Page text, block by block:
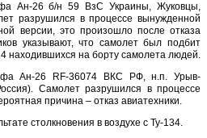
Ан-26 б/н 59 ВзС Украины, Жуковцы,
разрушился в процессе вынужденной
версии, это произошло после отказа
указывают, что самолет был подбит
находившихся на борту самолета людей.
Ан-26 RF-36074 ВКС РФ, н.п. Урыв-
Самолет разрушился в процессе
причина – отказ авиатехники.
столкновения в воздухе с Ту-134.